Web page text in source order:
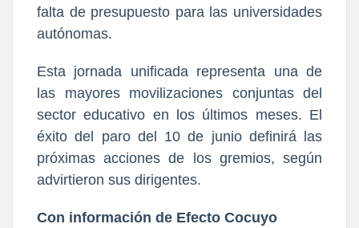
falta de presupuesto para las universidades
autónomas.
Esta jornada unificada representa una de
las mayores movilizaciones conjuntas del
sector educativo en los últimos meses. El
éxito del paro del 10 de junio definirá las
próximas acciones de los gremios, según
advirtieron sus dirigentes.
Con información de Efecto Cocuyo